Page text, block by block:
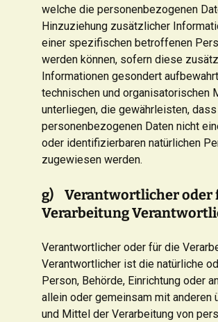
welche die personenbezogenen
Hinzuziehung zusätzlicher
einer spezifischen betroffenen
werden können, sofern diese
Informationen gesondert
technischen und organisatorischen
unterliegen, die gewährleisten,
personenbezogenen Daten nicht
oder identifizierbaren natürlichen
zugewiesen werden.
g) Verantwortlicher oder
Verarbeitung
Verantwortlicher oder für die
Verantwortlicher ist die natürliche
Person, Behörde, Einrichtung oder
allein oder gemeinsam mit anderen
und Mittel der Verarbeitung von